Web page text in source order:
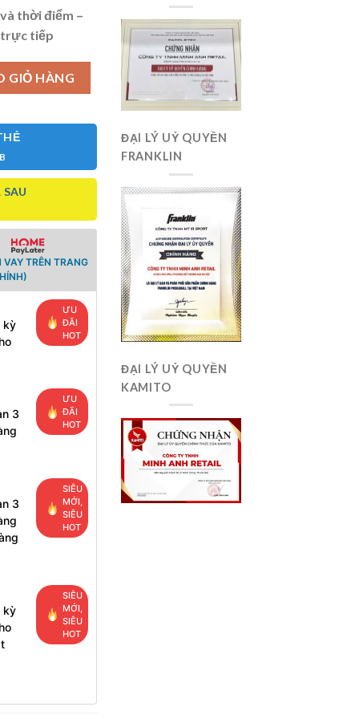
thời điểm –
trực tiếp
Elongated số lượng
GIỎ HÀNG
TRÊN TRANG
kỳ
ƯU
ĐÃI
HOT
3
ƯU
ĐÃI
HOT
3
SIÊU
MỚI,
SIÊU
HOT
kỳ
SIÊU
MỚI,
SIÊU
HOT
ĐẠI LÝ UỶ QUYỀN
FRANKLIN
ĐẠI LÝ UỶ QUYỀN
KAMITO